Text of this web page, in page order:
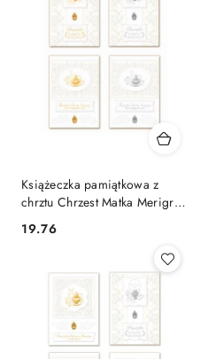
Książeczka pamiątkowa z
chrztu Chrzest Matka Merigraf
Cena:
19.76